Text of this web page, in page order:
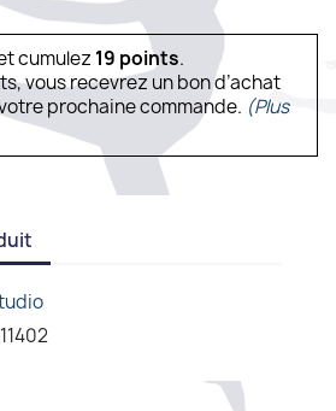
cumulez 19 points.
vous recevrez un bon d’achat
prochaine commande. (Plus